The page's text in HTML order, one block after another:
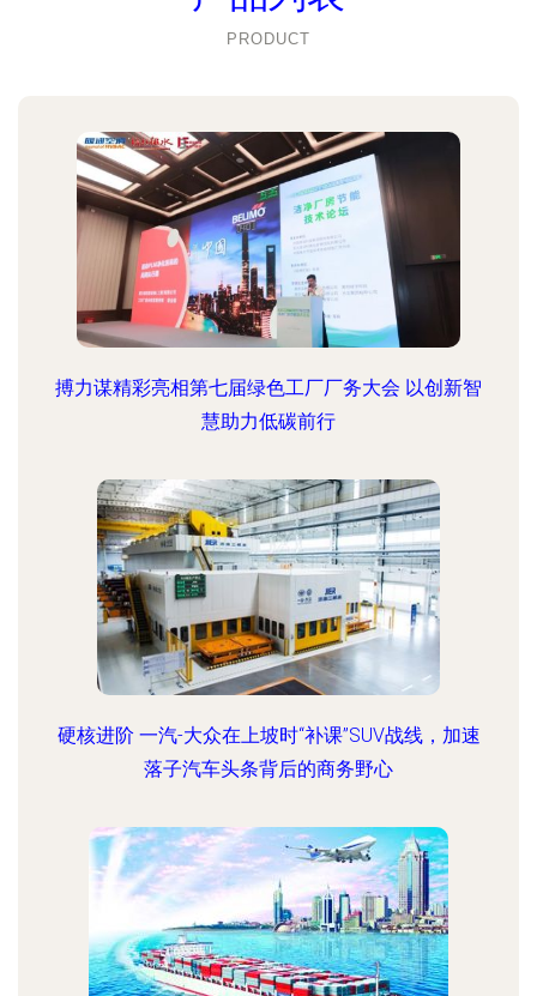
PRODUCT
搏力谋精彩亮相第七届绿色工厂厂务大会 以创新智
慧助力低碳前行
硬核进阶 一汽-大众在上坡时“补课”SUV战线，加速
落子汽车头条背后的商务野心